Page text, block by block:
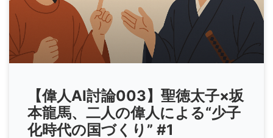
【偉人AI討論003】聖徳太子×坂
本龍馬、二人の偉人による“少子
化時代の国づくり” #1